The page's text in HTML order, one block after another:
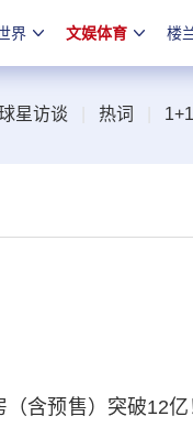
界 文娱体育 楼
星访谈 热词
含预售）突破12亿